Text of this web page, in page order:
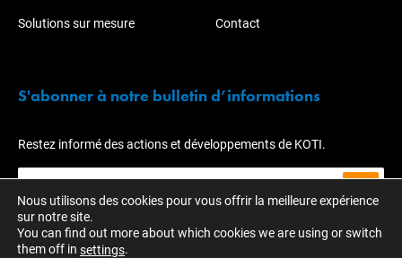
Solutions sur mesure Contact
S'abonner à notre bulletin d’informations
Restez informé des actions et développements de KOTI.
Nous utilisons des cookies pour vous offrir la meilleure expérience
sur notre site.
You can find out more about which cookies we are using or switch
them off in settings.